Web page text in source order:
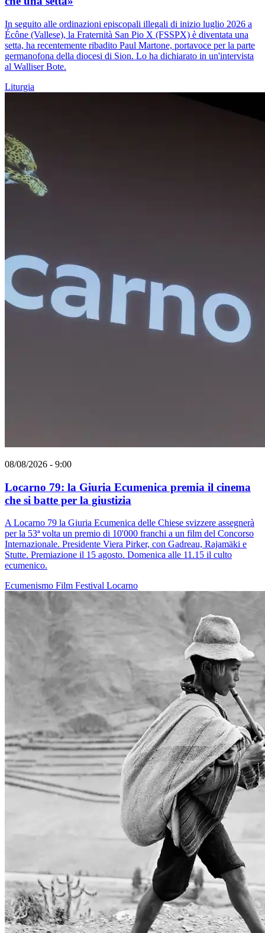
In seguito alle ordinazioni episcopali illegali di inizio luglio 2026 a
Écône (Vallese), la Fraternità San Pio X (FSSPX) è diventata una
setta, ha recentemente ribadito Paul Martone, portavoce per la parte
germanofona della diocesi di Sion. Lo ha dichiarato in un'intervista
al Walliser Bote.
Liturgia
08/08/2026 - 9:00
Locarno 79: la Giuria Ecumenica premia il cinema
che si batte per la giustizia
A Locarno 79 la Giuria Ecumenica delle Chiese svizzere assegnerà
per la 53ª volta un premio di 10'000 franchi a un film del Concorso
Internazionale. Presidente Viera Pirker, con Gadreau, Rajamäki e
Stutte. Premiazione il 15 agosto. Domenica alle 11.15 il culto
ecumenico.
Ecumenismo Film Festival Locarno